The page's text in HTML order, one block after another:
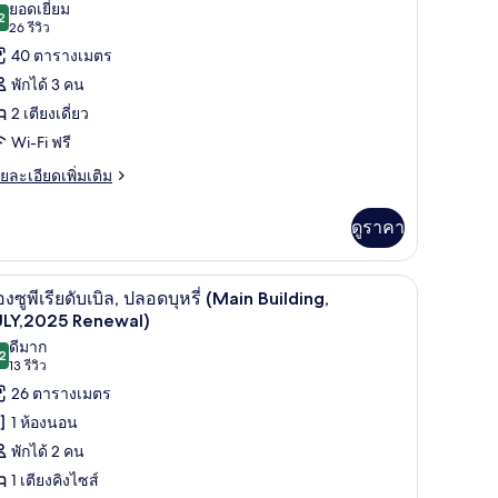
บิล,
ด
พถ่าย
หมด
ง
น,
อด
จาก 10
ยอดเยี่ยม
26 รีวิว
(26
รีวิว)
40 ตารางเมตร
พักได้ 3 คน
2 เตียงเดี่ยว
Wi-Fi ฟรี
ละเอียดเพิ่มเติม
ด
ดูราคา
ต่งพิเศษโดยเฉพาะ
in Grand,lounge access) | ผ้านวมขนเป็ด, ผ้าม่านกันแสง, Wi-Fi ฟรี, ตกแต่
พถ่าย
หมด
ง
ห้องซูพีเรียดับเบิล, ปลอดบุหรี่ (Main Building,
4ซูพีเรียดับเบิล, ปลอดบุหรี่ (Main Building,
Renewal)
จาก 10
ดีมาก
13 รีวิว
(13
รีวิว)
26 ตารางเมตร
1 ห้องนอน
พักได้ 2 คน
1 เตียงคิงไซส์